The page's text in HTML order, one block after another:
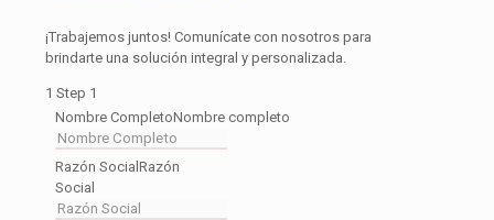
¡Trabajemos juntos! Comunícate con nosotros para
brindarte una solución integral y personalizada.
1 Step 1
Nombre CompletoNombre completo
Razón Social Razón
Social